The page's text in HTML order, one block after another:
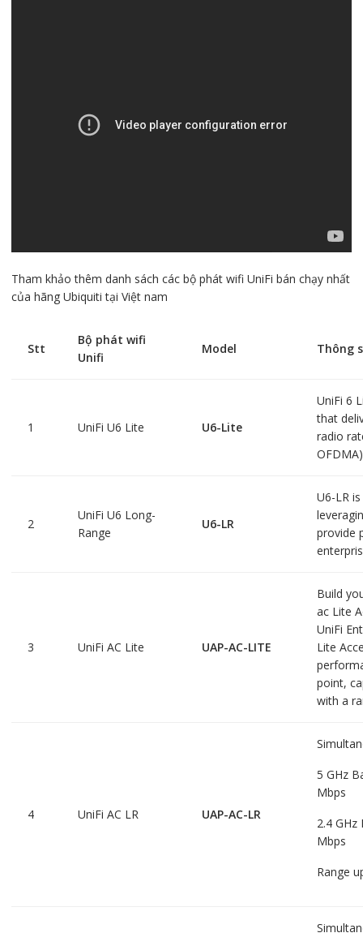
Tham khảo thêm danh sách các bộ phát wifi UniFi bán chạy nhất
của hãng Ubiquiti tại Việt nam
Stt
Bộ phát wifi
Unifi
Model Thông
1 UniFi U6 Lite U6-Lite
UniFi 6
that
radio
2
UniFi U6 Long-
Range
U6-LR
U6-LR
provide
3 UniFi AC Lite UAP-AC-LITE
Build
ac Lite
UniFi
Lite
point,
with a
4 UniFi AC LR UAP-AC-LR
5 GHz
Mbps
2.4
Mbps
Range